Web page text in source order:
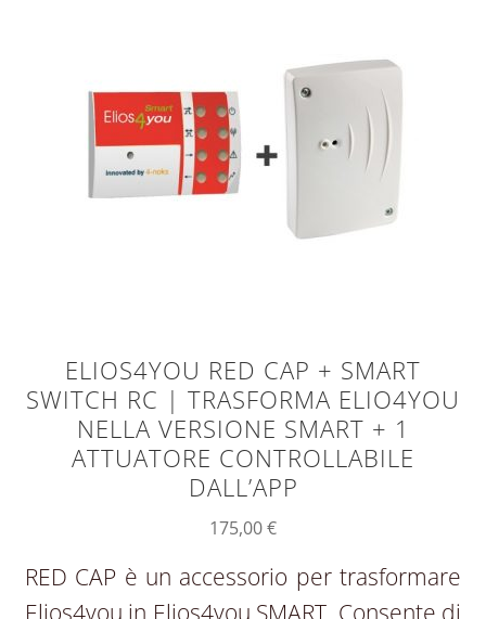
ELIOS4YOU RED CAP + SMART
SWITCH RC | TRASFORMA ELIO4YOU
NELLA VERSIONE SMART + 1
ATTUATORE CONTROLLABILE
DALL’APP
175,00€
RED CAP è un accessorio per trasformare
Elios4you in Elios4you SMART. Consente di